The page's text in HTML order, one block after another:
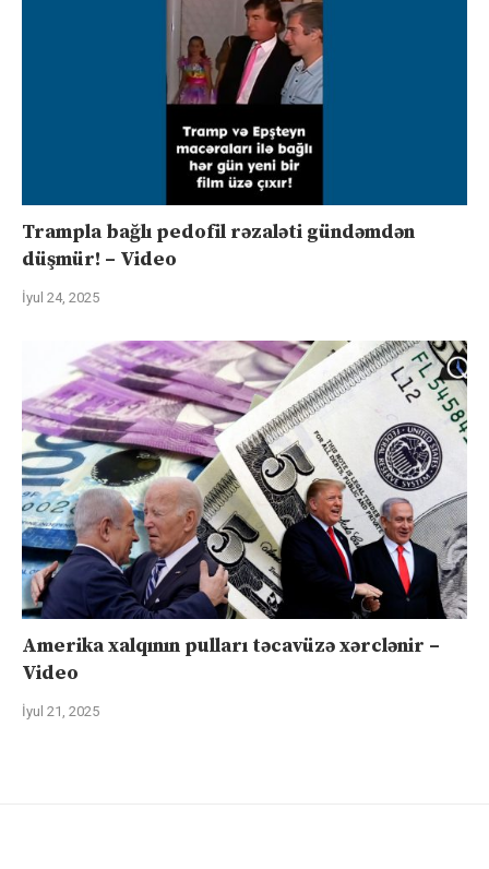
Trampla bağlı pedofil rəzaləti gündəmdən
düşmür! – Video
İyul 24, 2025
Amerika xalqının pulları təcavüzə xərclənir –
Video
İyul 21, 2025